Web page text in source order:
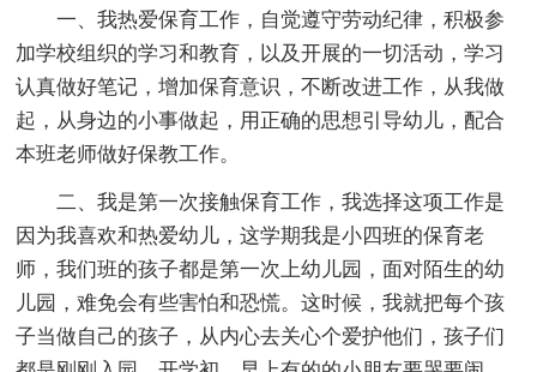
一、我热爱保育工作，自觉遵守劳动纪律，积极参
加学校组织的学习和教育，以及开展的一切活动，学习
认真做好笔记，增加保育意识，不断改进工作，从我做
起，从身边的小事做起，用正确的思想引导幼儿，配合
本班老师做好保教工作。
二、我是第一次接触保育工作，我选择这项工作是
因为我喜欢和热爱幼儿，这学期我是小四班的保育老
师，我们班的孩子都是第一次上幼儿园，面对陌生的幼
儿园，难免会有些害怕和恐慌。这时候，我就把每个孩
子当做自己的孩子，从内心去关心个爱护他们，孩子们